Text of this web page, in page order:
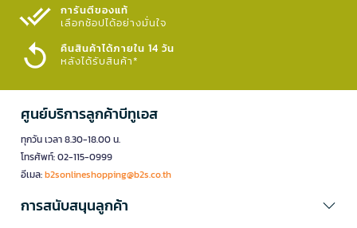
การันตีของแท้
เลือกช้อปได้อย่างมั่นใจ​
คืนสินค้าได้ภายใน 14 วัน
หลังได้รับสินค้า*
ศูนย์บริการลูกค้าบีทูเอส
ทุกวัน เวลา 8.30-18.00 น.
โทรศัพท์: 02-115-0999
อีเมล:b2sonlineshopping@b2s.co.th
การสนับสนุนลูกค้า